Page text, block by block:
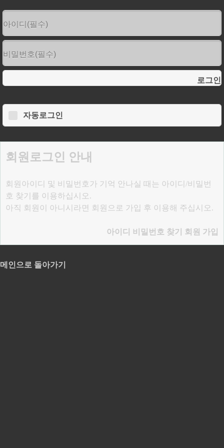
로그인
자동로그인
회원로그인 안내
회원아이디 및 비밀번호가 기억 안나실 때는 아이디/비밀번
호 찾기를 이용하십시오.
아직 회원이 아니시라면 회원으로 가입 후 이용해 주십시오.
아이디 비밀번호 찾기 회원 가입
메인으로 돌아가기